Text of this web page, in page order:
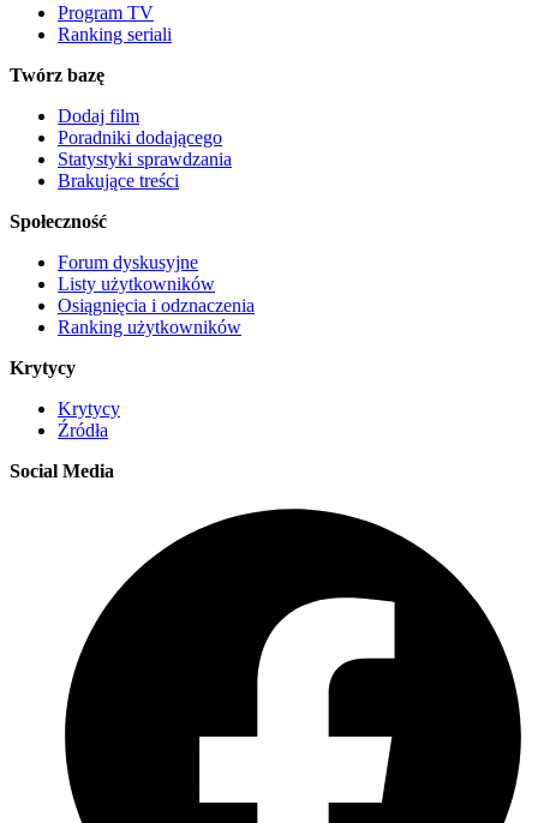
Program TV
Ranking seriali
Twórz bazę
Dodaj film
Poradniki dodającego
Statystyki sprawdzania
Brakujące treści
Społeczność
Forum dyskusyjne
Listy użytkowników
Osiągnięcia i odznaczenia
Ranking użytkowników
Krytycy
Krytycy
Źródła
Social Media